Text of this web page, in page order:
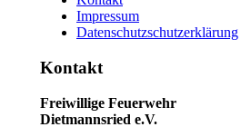
Impressum
Datenschutzschutzerklärung
Kontakt
Freiwillige Feuerwehr
Dietmannsried e.V.